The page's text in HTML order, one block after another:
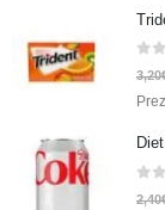
3,20
2,40